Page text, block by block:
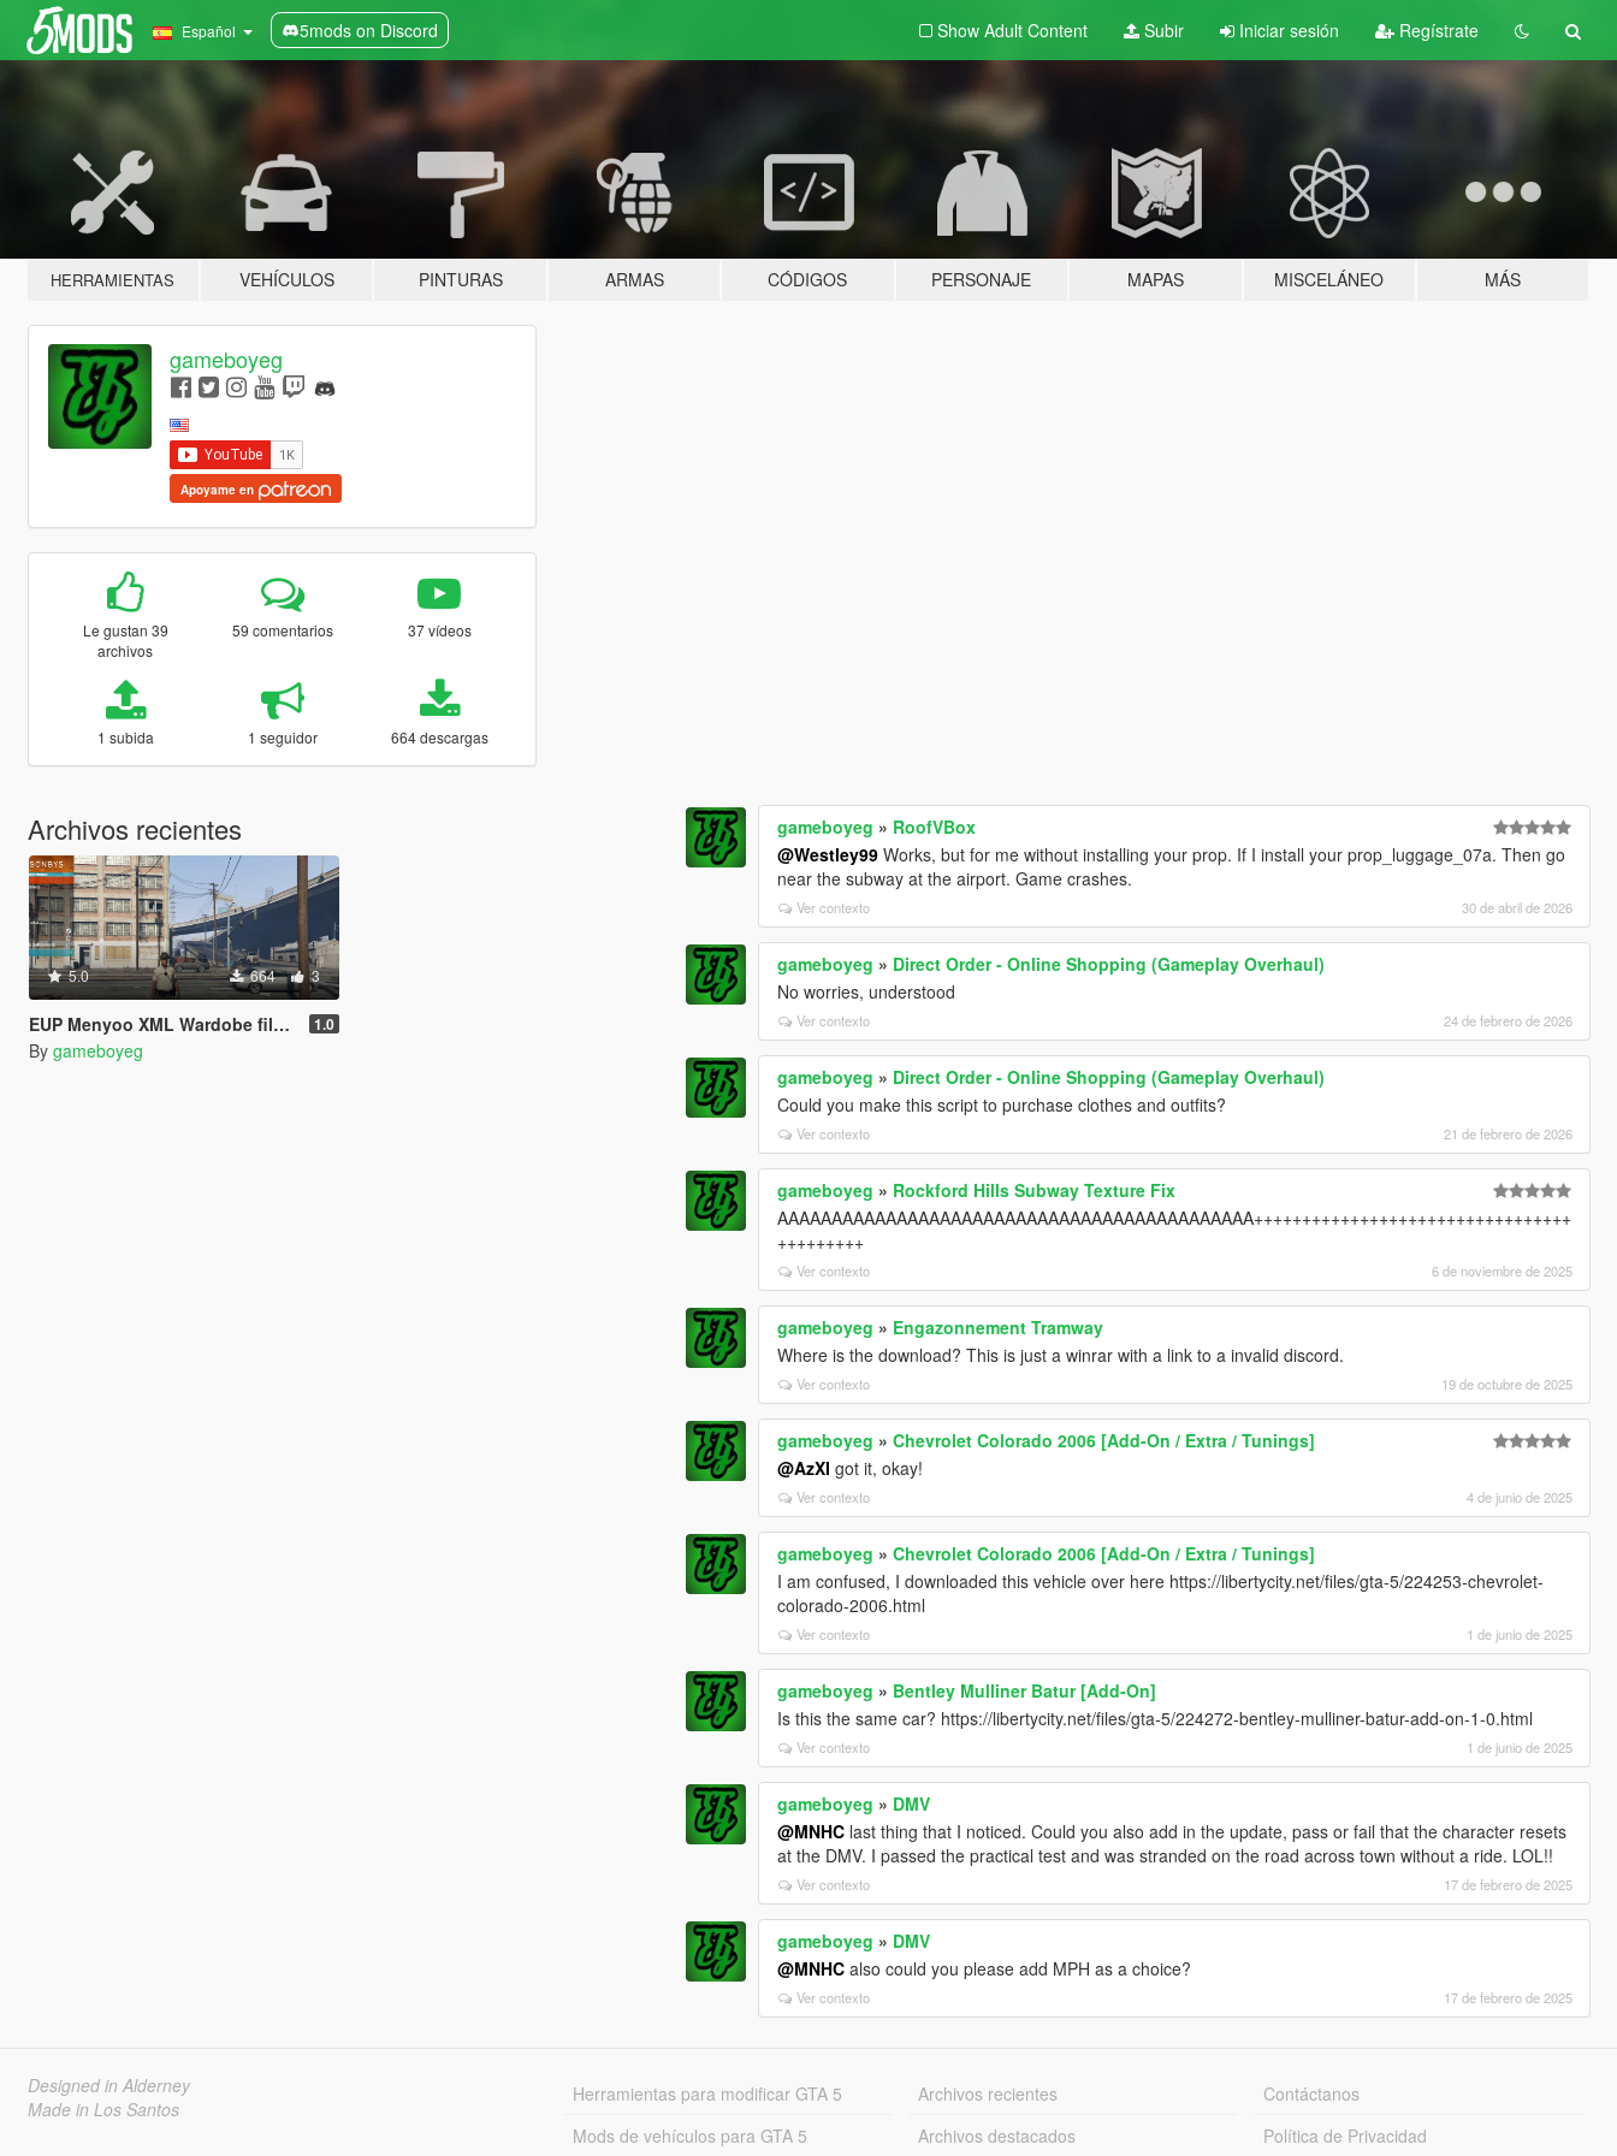
Español 5mods on Discord Show Adult Content Subir Iniciar sesión Regístrate
HERRAMIENTAS VEHÍCULOS PINTURAS ARMAS CÓDIGOS PERSONAJE MAPAS MISCELÁNEO MÁS
gameboyeg
Apoyame en
Le gustan 39
archivos
59 comentarios 37 vídeos
1 subida 1 seguidor 664 descargas
Archivos recientes
5.0 664 3
EUP Menyoo XML Wardobe files 1.0 1.0
By gameboyeg
gameboyeg » RoofVBox
@Westley99 Works, but for me without installing your prop. If I install your prop_luggage_07a. Then go
near the subway at the airport. Game crashes.
Ver contexto 30 de abril de 2026
gameboyeg » Direct Order - Online Shopping (Gameplay Overhaul)
No worries, understood
Ver contexto 24 de febrero de 2026
gameboyeg » Direct Order - Online Shopping (Gameplay Overhaul)
Could you make this script to purchase clothes and outfits?
Ver contexto 21 de febrero de 2026
gameboyeg » Rockford Hills Subway Texture Fix
AAAAAAAAAAAAAAAAAAAAAAAAAAAAAAAAAAAAAAAAAAAA+++++++++++++++++++++++++++++++++
+++++++++
Ver contexto 6 de noviembre de 2025
gameboyeg » Engazonnement Tramway
Where is the download? This is just a winrar with a link to a invalid discord.
Ver contexto 19 de octubre de 2025
gameboyeg »Chevrolet Colorado 2006 [Add-On / Extra / Tunings]
@AzXI got it, okay!
Ver contexto 4 de junio de 2025
gameboyeg »Chevrolet Colorado 2006 [Add-On / Extra / Tunings]
I am confused, I downloaded this vehicle over here https://libertycity.net/files/gta-5/224253-chevrolet-
colorado-2006.html
Ver contexto 1 de junio de 2025
gameboyeg » Bentley Mulliner Batur [Add-On]
Is this the same car? https://libertycity.net/files/gta-5/224272-bentley-mulliner-batur-add-on-1-0.html
Ver contexto 1 de junio de 2025
gameboyeg » DMV
@MNHC last thing that I noticed. Could you also add in the update, pass or fail that the character resets
at the DMV. I passed the practical test and was stranded on the road across town without a ride. LOL!!
Ver contexto 17 de febrero de 2025
gameboyeg » DMV
@MNHC also could you please add MPH as a choice?
Ver contexto 17 de febrero de 2025
Designed in Alderney
Made in Los Santos
Herramientas para modificar GTA 5
Mods de vehículos para GTA 5
Archivos recientes
Archivos destacados
Contáctanos
Política de Privacidad